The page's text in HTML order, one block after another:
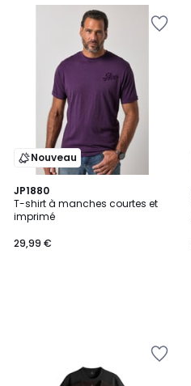
Nouveau
JP1880
T-shirt à manches courtes et
imprimé
29,99 €